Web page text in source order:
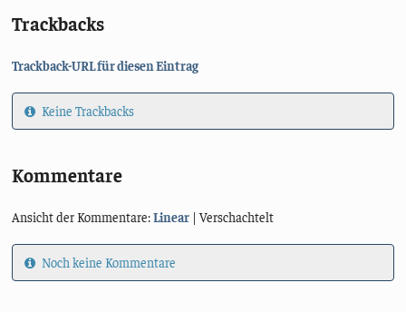
Trackbacks
Trackback-URL für diesen Eintrag
Keine Trackbacks
Kommentare
Ansicht der Kommentare:Linear | Verschachtelt
Noch keine Kommentare